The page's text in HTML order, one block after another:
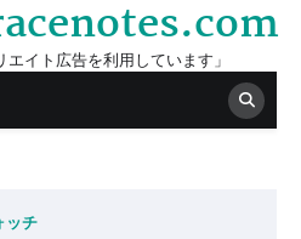
イト広告を利用しています」
ッチ